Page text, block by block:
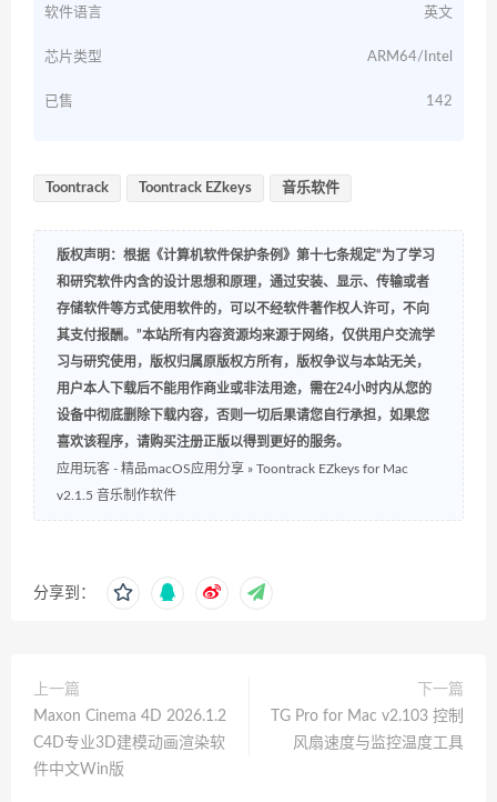
软件语言 英文
芯片类型 ARM64/Intel
已售 142
Toontrack Toontrack EZkeys 音乐软件
版权声明：根据《计算机软件保护条例》第十七条规定“为了学习
和研究软件内含的设计思想和原理，通过安装、显示、传输或者
存储软件等方式使用软件的，可以不经软件著作权人许可，不向
其支付报酬。”本站所有内容资源均来源于网络，仅供用户交流学
习与研究使用，版权归属原版权方所有，版权争议与本站无关，
用户本人下载后不能用作商业或非法用途，需在24小时内从您的
设备中彻底删除下载内容，否则一切后果请您自行承担，如果您
喜欢该程序，请购买注册正版以得到更好的服务。
应用玩客 - 精品macOS应用分享 » Toontrack EZkeys for Mac
v2.1.5 音乐制作软件
分享到：
上一篇
Maxon Cinema 4D 2026.1.2
C4D专业3D建模动画渲染软
件中文Win版
下一篇
TG Pro for Mac v2.103 控制
风扇速度与监控温度工具